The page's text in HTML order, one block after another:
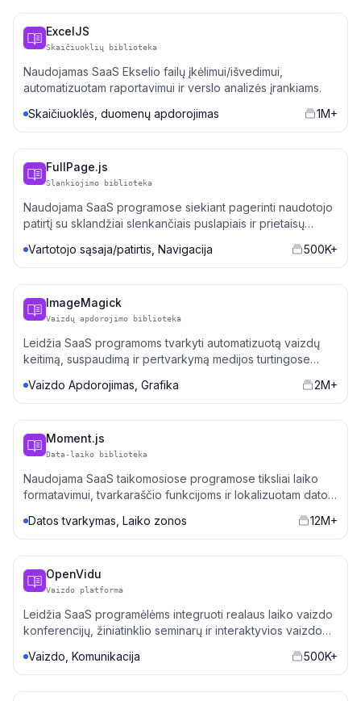
ExcelJS
Skaičiuoklių biblioteka
Naudojamas SaaS Ekselio failų įkėlimui/išvedimui,
automatizuotam raportavimui ir verslo analizės įrankiams.
Skaičiuoklės, duomenų apdorojimas
1M+
FullPage.js
Slankiojimo biblioteka
Naudojama SaaS programose siekiant pagerinti naudotojo
patirtį su sklandžiai slenkančiais puslapiais ir prietaisų
Vartotojo sąsaja/patirtis, Navigacija 500K+
ImageMagick
Vaizdų apdorojimo biblioteka
Leidžia SaaS programoms tvarkyti automatizuotą vaizdų
keitimą, suspaudimą ir pertvarkymą medijos turtingose
Vaizdo Apdorojimas, Grafika 2M+
Moment.js
Data-laiko biblioteka
Naudojama SaaS taikomosiose programose tiksliai laiko
formatavimui, tvarkaraščio funkcijoms ir lokalizuotam datos
Datos tvarkymas, Laiko zonos 12M+
OpenVidu
Vaizdo platforma
Leidžia SaaS programėlėms integruoti realaus laiko vaizdo
konferencijų, žiniatinklio seminarų ir interaktyvios vaizdo
Vaizdo, Komunikacija 500K+